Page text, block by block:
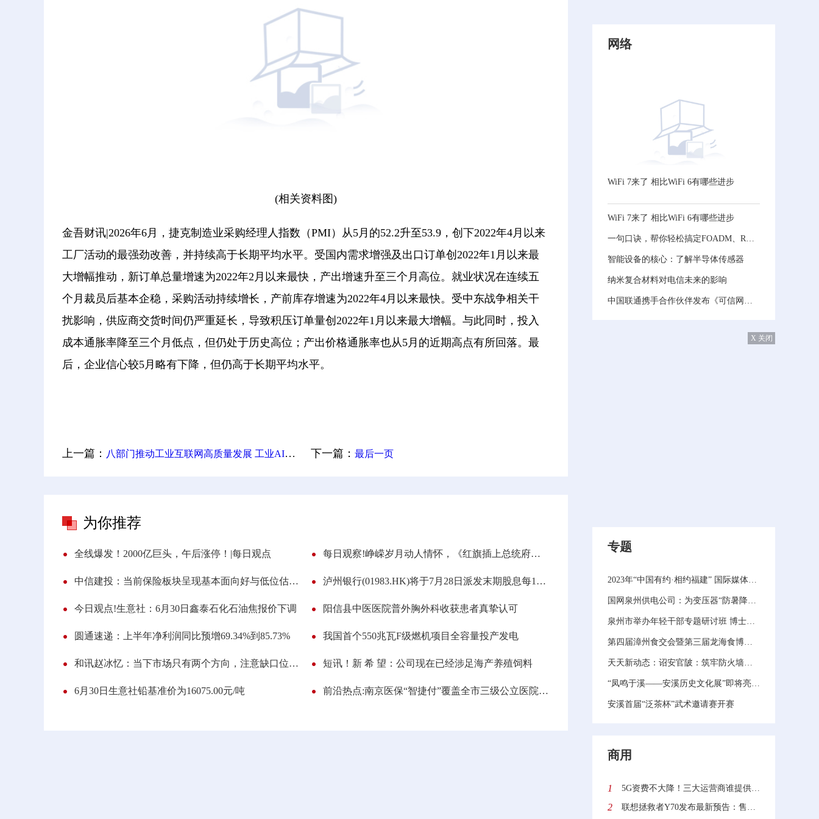
(相关资料图)
金吾财讯|2026年6月，捷克制造业采购经理人指数（PMI）从5月的52.2升至53.9，创下2022年4月以来
工厂活动的最强劲改善，并持续高于长期平均水平。受国内需求增强及出口订单创2022年1月以来最
大增幅推动，新订单总量增速为2022年2月以来最快，产出增速升至三个月高位。就业状况在连续五
个月裁员后基本企稳，采购活动持续增长，产前库存增速为2022年4月以来最快。受中东战争相关干
扰影响，供应商交货时间仍严重延长，导致积压订单量创2022年1月以来最大增幅。与此同时，投入
成本通胀率降至三个月低点，但仍处于历史高位；产出价格通胀率也从5月的近期高点有所回落。最
后，企业信心较5月略有下降，但仍高于长期平均水平。
上一篇： 八部门推动工业互联网高质量发展 工业AI应用有望加速落地 下一篇： 最后一页
为你推荐
全线爆发！2000亿巨头，午后涨停！|每日观点
中信建投：当前保险板块呈现基本面向好与低位估值错配的格局，配置价值凸显|每日看点
今日观点!生意社：6月30日鑫泰石化石油焦报价下调
圆通速递：上半年净利润同比预增69.34%到85.73%
和讯赵冰忆：当下市场只有两个方向，注意缺口位的回补 热门
6月30日生意社铅基准价为16075.00元/吨
每日观察!峥嵘岁月动人情怀，《红旗插上总统府》举行茉莉花开专场演出
泸州银行(01983.HK)将于7月28日派发末期股息每10股1.495274港元
阳信县中医医院普外胸外科收获患者真挚认可
我国首个550兆瓦F级燃机项目全容量投产发电
短讯！新 希 望：公司现在已经涉足海产养殖饲料
前沿热点:南京医保“智捷付”覆盖全市三级公立医院：移动付、刷脸付、一码付，就医结算全程省心高效
网络
WiFi 7来了 相比WiFi 6有哪些进步
WiFi 7来了 相比WiFi 6有哪些进步
一句口诀，帮你轻松搞定FOADM、ROADM和OXC！
智能设备的核心：了解半导体传感器
纳米复合材料对电信未来的影响
中国联通携手合作伙伴发布《可信网络白皮书》​
X 关闭
专题
2023年“中国有约·相约福建” 国际媒体主题采访活动在泉州启动 当前播报
国网泉州供电公司：为变压器“防暑降温” 全力保障迎峰度夏电力供应|微资讯
泉州市举办年轻干部专题研讨班 博士选调生和硕士引进生首次集中培训 全球快资讯
第四届漳州食交会暨第三届龙海食博会开幕！现场签约总投资额达126亿元（视频）-天天百事通
天天新动态：诏安官陂：筑牢防火墙，消防演练进企业
“凤鸣于溪——安溪历史文化展”即将亮相国博
安溪首届“泛茶杯”武术邀请赛开赛
商用
1 5G资费不大降！三大运营商谁提供的5G网速最快？中国信通院给出答案
2 联想拯救者Y70发布最新预告：售价2970元起 迄今最便宜的骁龙8+旗舰